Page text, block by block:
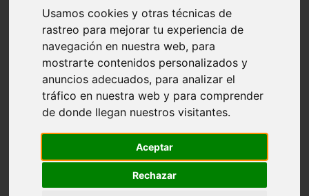
Usamos cookies y otras técnicas de
rastreo para mejorar tu experiencia de
navegación en nuestra web, para
mostrarte contenidos personalizados y
anuncios adecuados, para analizar el
tráfico en nuestra web y para comprender
de donde llegan nuestros visitantes.
Aceptar
Rechazar
c generalidades del pais
c mendoza
c neuquen
c provincias
c rio negro
c santa fe
c tierra de fuego
c tucuman
c zona austral
carmen
category
lanzarote